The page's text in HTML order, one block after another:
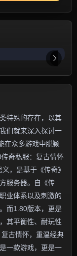
特殊的存在，以其
们就来深入探讨一
在众多游戏中脱颖
奇私服：复古情怀
，是基于《传奇》
服务器。自《传
业体系以及刺激的
而1.80版本，更是
其平衡性、耐玩性
古情怀，重温经典
一款游戏，更是一